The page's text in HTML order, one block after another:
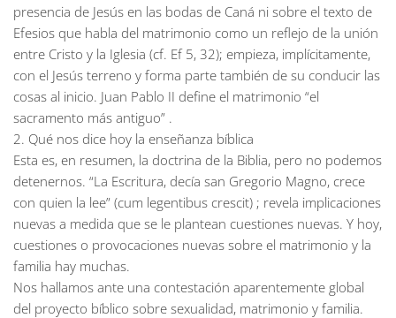
presencia de Jesús en las bodas de Caná ni sobre el texto de
Efesios que habla del matrimonio como un reflejo de la unión
entre Cristo y la Iglesia (cf. Ef 5, 32); empieza, implícitamente,
con el Jesús terreno y forma parte también de su conducir las
cosas al inicio. Juan Pablo II define el matrimonio “el
sacramento más antiguo” .
2. Qué nos dice hoy la enseñanza bíblica
Esta es, en resumen, la doctrina de la Biblia, pero no podemos
detenernos. “La Escritura, decía san Gregorio Magno, crece
con quien la lee” (cum legentibus crescit) ; revela implicaciones
nuevas a medida que se le plantean cuestiones nuevas. Y hoy,
cuestiones o provocaciones nuevas sobre el matrimonio y la
familia hay muchas.
Nos hallamos ante una contestación aparentemente global
del proyecto bíblico sobre sexualidad, matrimonio y familia.